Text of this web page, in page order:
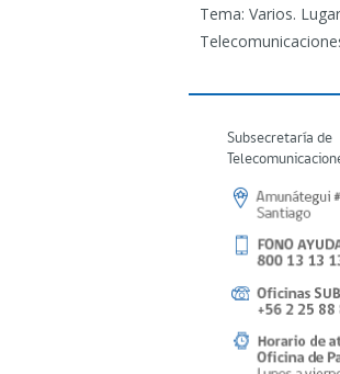
Tema: Varios.
Subsecretaría de